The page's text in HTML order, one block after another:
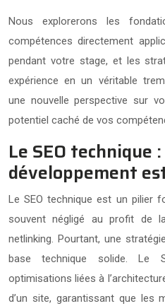
Nous explorerons les
compétences directement
pendant votre stage, et les
expérience en un véritable
une nouvelle perspective sur
potentiel caché de vos
Le SEO technique
développement
Le SEO technique est un pilier
souvent négligé au profit de
netlinking. Pourtant, une
base technique solide. Le
optimisations liées à
d’un site, garantissant que les